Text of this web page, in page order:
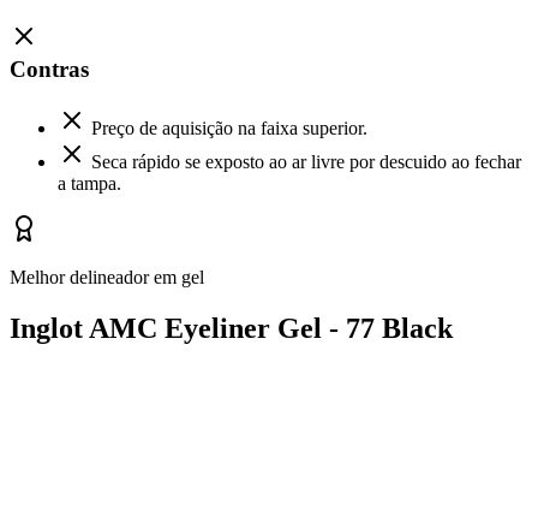
Contras
Preço de aquisição na faixa superior.
Seca rápido se exposto ao ar livre por descuido ao fechar
a tampa.
Melhor delineador em gel
Inglot AMC Eyeliner Gel - 77 Black